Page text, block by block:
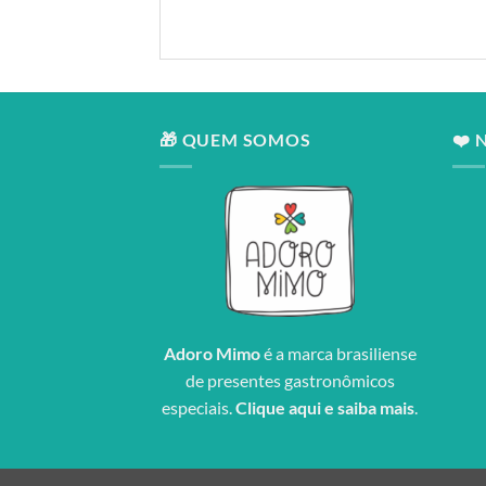
🎁 QUEM SOMOS
Adoro Mimoé a marca brasiliense
de presentes gastronômicos
especiais. Clique aqui e saiba mais
❤️